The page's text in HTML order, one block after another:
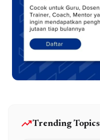
trending_upTrending Topics